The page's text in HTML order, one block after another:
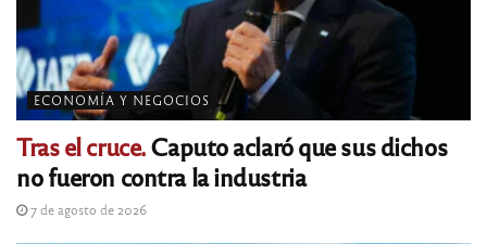
ECONOMÍA Y NEGOCIOS
Tras el cruce.Caputo aclaró que sus dichos
no fueron contra la industria
7 de agosto de 2026